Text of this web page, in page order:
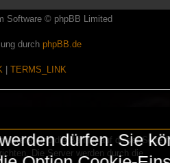
Software © phpBB Limited
durch phpBB.de
TERMS_LINK
und die Banner auf dieser Seite
Die Server werden durch die
dürfen. Sie